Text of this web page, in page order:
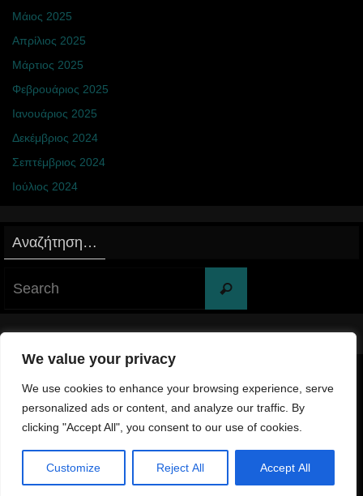
We value your privacy
We use cookies to enhance your browsing experience, serve
personalized ads or content, and analyze our traffic. By
clicking "Accept All", you consent to our use of cookies.
Customize Reject All Accept All
Μάιος 2025
Απρίλιος 2025
Μάρτιος 2025
Φεβρουάριος 2025
Ιανουάριος 2025
Δεκέμβριος 2024
Σεπτέμβριος 2024
Ιούλιος 2024
Αναζήτηση…
Search
© 2024 Cdriva ProdActions
Powered byNirvana&WordPress.